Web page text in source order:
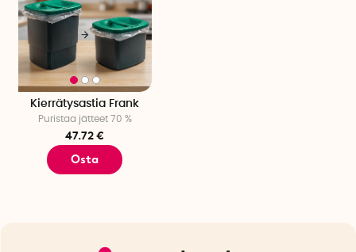
Kierrätysastia Frank
Puristaa jätteet 70 %
47.72 €
Osta